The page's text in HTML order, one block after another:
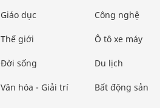
Giáo dục
Thế giới
Đời sống
Văn hóa - Giải trí
Công nghệ
Ô tô xe máy
Du lịch
Bất động sản